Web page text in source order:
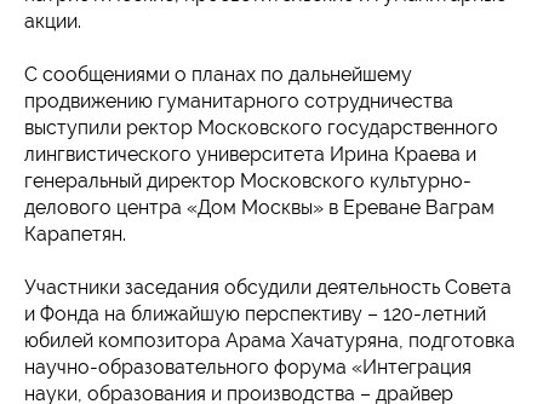
акции.
С сообщениями о планах по дальнейшему
продвижению гуманитарного сотрудничества
выступили ректор Московского государственного
лингвистического университета Ирина Краева и
генеральный директор Московского культурно-
делового центра «Дом Москвы» в Ереване Ваграм
Карапетян.
Участники заседания обсудили деятельность Совета
и Фонда на ближайшую перспективу – 120-летний
юбилей композитора Арама Хачатуряна, подготовка
научно-образовательного форума «Интеграция
науки, образования и производства – драйвер